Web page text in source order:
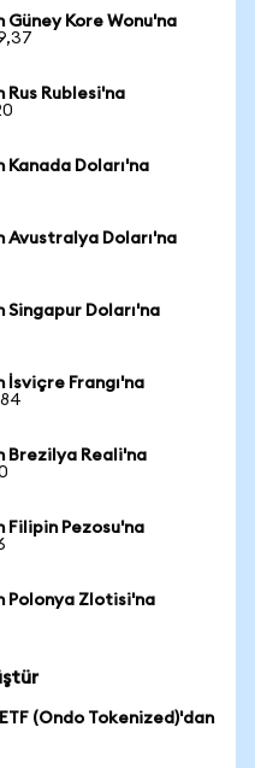
Güney Kore Wonu'na
Rus Rublesi'na
Kanada Doları'na
Avustralya Doları'na
Singapur Doları'na
İsviçre Frangı'na
Brezilya Reali'na
Filipin Pezosu'na
Polonya Zlotisi'na
(Ondo Tokenized)'dan